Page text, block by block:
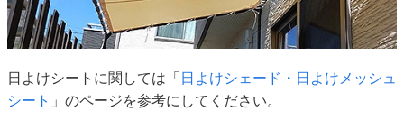
日よけシートに関しては「 日よけシェード・日よけメッシュ
シート 」のページを参考にしてください。